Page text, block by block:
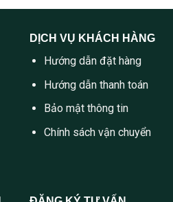
DỊCH VỤ KHÁCH HÀNG
Hướng dẫn đặt hàng
Hướng dẫn thanh toán
Bảo mật thông tin
Chính sách vận chuyển